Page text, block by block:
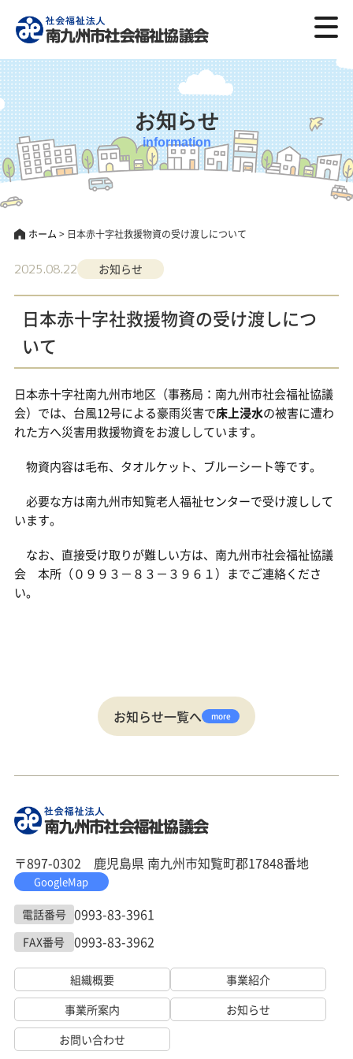
お知らせ
information
ホーム > 日本赤十字社救援物資の受け渡しについて
2025.08.22 お知らせ
日本赤十字社救援物資の受け渡しにつ
いて
日本赤十字社南九州市地区（事務局：南九州市社会福祉協議
会）では、台風12号による豪雨災害で床上浸水の被害に遭わ
れた方へ災害用救援物資をお渡ししています。
物資内容は毛布、タオルケット、ブルーシート等です。
必要な方は南九州市知覧老人福祉センターで受け渡しして
います。
なお、直接受け取りが難しい方は、南九州市社会福祉協議
会 本所（０９９３－８３－３９６１）までご連絡くださ
い。
お知らせ一覧へ more
〒897-0302 鹿児島県 南九州市知覧町郡17848番地
GoogleMap
電話番号 0993-83-3961
FAX番号 0993-83-3962
組織概要
事業紹介
事業所案内
お知らせ
お問い合わせ